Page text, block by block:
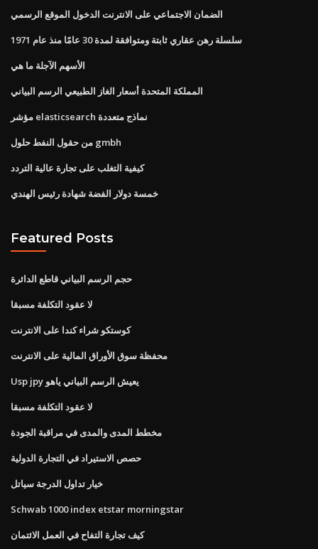
الضمان الاجتماعي على الانترنت الدخول الموقع الرسمي
سلسلة رهن عقاري ثابتة ومتوافقة لمدة 30 عامًا منذ عام 1971
الأسهم الآجلة ما هي
المملكة المتحدة أسعار الغاز الطبيعي الرسم البياني
مؤشر elasticsearch نماذج متعددة
من حقول النفط حلول gmbh
كيفية التغلب على تجارة عالية التردد
خمسة دولار الفضة شهادة رئيس الهندي
Featured Posts
حجم الرسم البياني قاطع الدائرة
لا عقود التكلفة مسبقا
كوستكو شراء كندا على الانترنت
محفظة سوق الأوراق المالية على الانترنت
Usp jpy يعيش الرسم البياني ياهو
لا عقود التكلفة مسبقا
مخطط المدى والمدى في مراقبة الجودة
حصص الاستيراد في التجارة الدولية
خيار تداول الدرجة سياتل
Schwab 1000 index etstar morningstar
كيف تجارة التفاح في العمل الائتمان